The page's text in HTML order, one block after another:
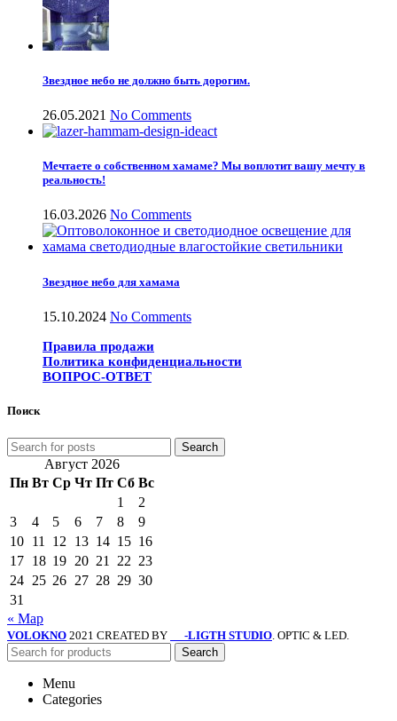
Звездное небо не должно быть дорогим.
26.05.2021 No Comments
Мечтаете о собственном хамаме? Мы воплотит вашу мечту в
реальность!
16.03.2026 No Comments
Звездное небо для хамама
15.10.2024 No Comments
Правила продажи
Политика конфиденциальности
ВОПРОС-ОТВЕТ
Поиск
Search
Август 2026
Пн Вт Ср Чт Пт Сб Вс
1
2
3
4 5 6 7 8
9
10 11 12 13 14 15 16
17 18 19 20 21 22 23
24 25 26 27 28 29 30
31
« Мар
VOLOKNO 2021 CREATED BY -LIGTH STUDIO. OPTIC & LED.
Search
Menu
Categories